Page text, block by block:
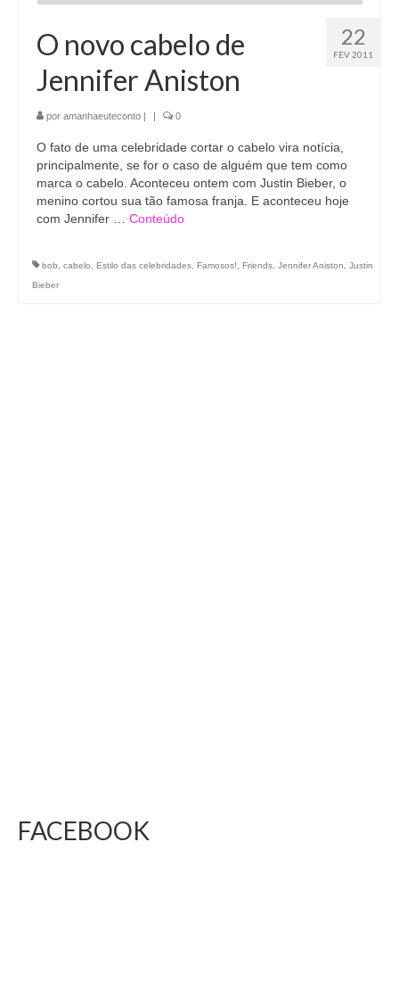
22
FEV 2011
O novo cabelo de
Jennifer Aniston
por amanhaeuteconto | | 0
O fato de uma celebridade cortar o cabelo vira notícia,
principalmente, se for o caso de alguém que tem como
marca o cabelo. Aconteceu ontem com Justin Bieber, o
menino cortou sua tão famosa franja. E aconteceu hoje
com Jennifer … Conteúdo
bob cabelo Estilo das celebridades Famosos! Friends Jennifer Aniston
Justin
Bieber
FACEBOOK